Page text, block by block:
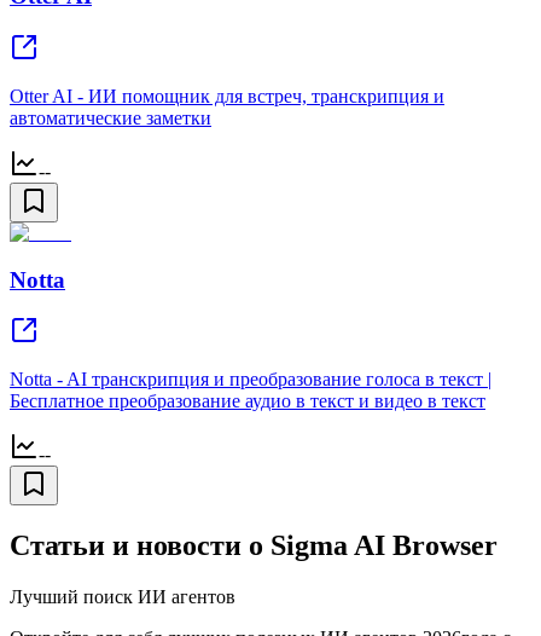
Otter AI - ИИ помощник для встреч, транскрипция и
автоматические заметки
--
Notta
Notta - AI транскрипция и преобразование голоса в текст |
Бесплатное преобразование аудио в текст и видео в текст
--
Статьи и новости о Sigma AI Browser
Лучший поиск ИИ агентов